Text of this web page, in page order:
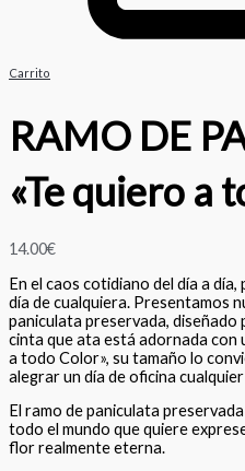
Carrito
RAMO DE
«Te quiero a
14.00€
En el caos cotidiano del día a
día de cualquiera. Presentamos
paniculata preservada, diseñado
cinta que ata está adornada con
a todo Color», su tamaño lo
alegrar un día de oficina
El ramo de paniculata
todo el mundo que quiere
flor realmente eterna.